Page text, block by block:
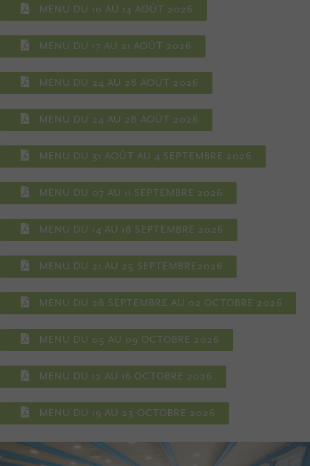
MENU DU 10 AU 14 AOÛT 2026
MENU DU 17 AU 21 AOÛT 2026
MENU DU 24 AU 28 AOÛT 2026
MENU DU 24 AU 28 AOÛT 2026
MENU DU 31 AOÛT AU 4 SEPTEMBRE 2026
MENU DU 07 AU 11 SEPTEMBRE 2026
MENU DU 14 AU 18 SEPTEMBRE 2026
MENU DU 21 AU 25 SEPTEMBRE2026
MENU DU 28 SEPTEMBRE AU 02 OCTOBRE 2026
MENU DU 05 AU 09 OCTOBRE 2026
MENU DU 12 AU 16 OCTOBRE 2026
MENU DU 19 AU 23 OCTOBRE 2026